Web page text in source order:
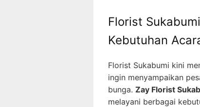
Florist
Kebutuhan
Florist Sukabumi kini
ingin menyampaikan
bunga. Zay Florist
melayani berbagai